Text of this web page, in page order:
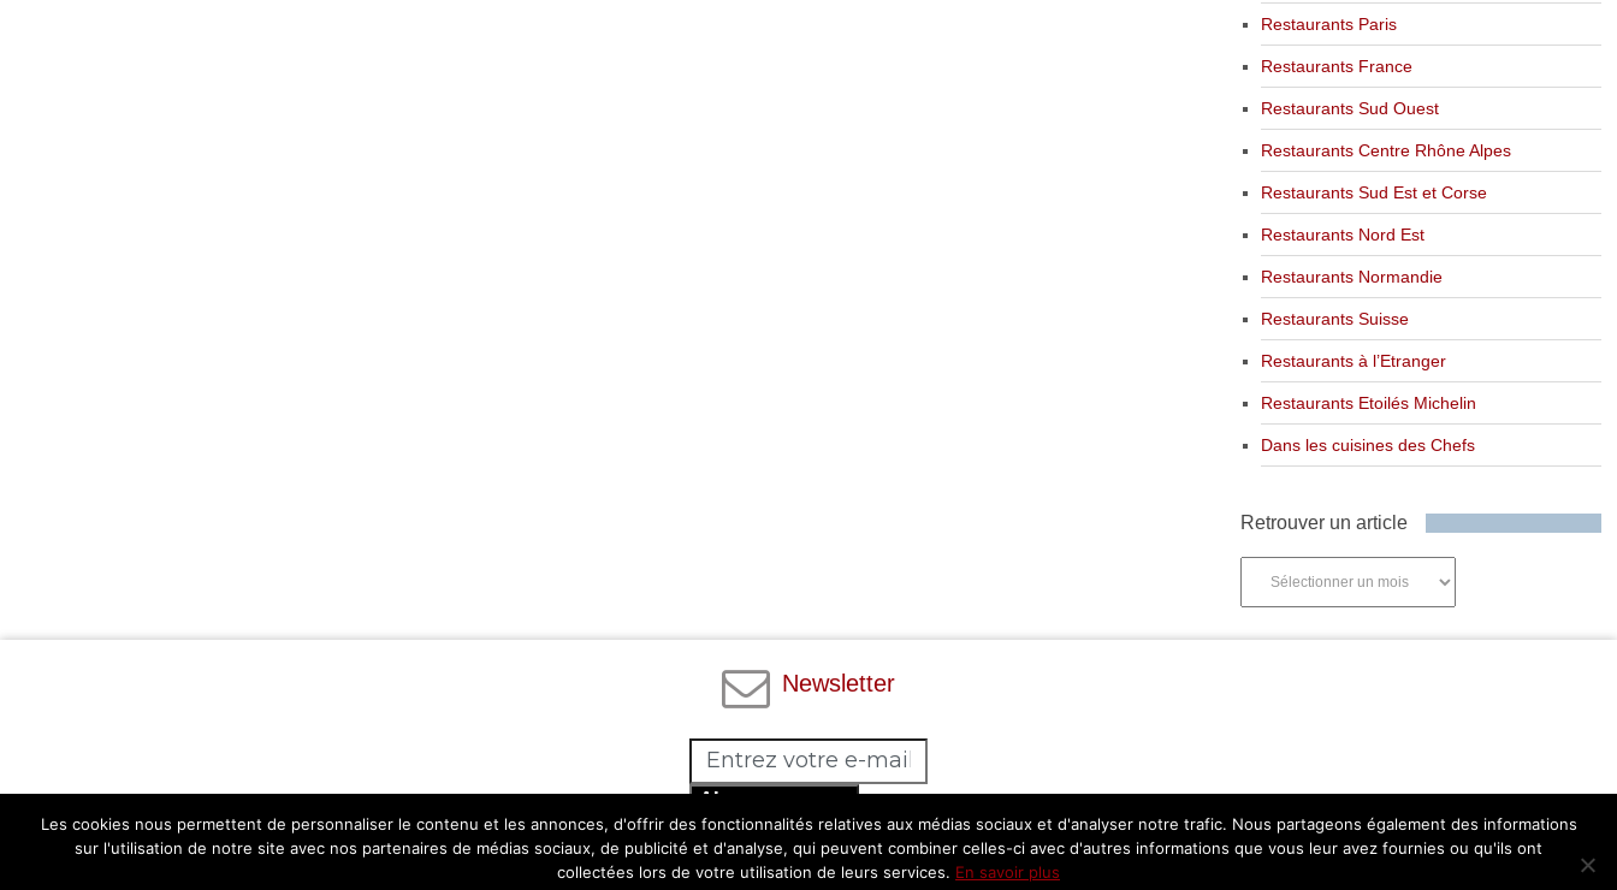
Restaurants Paris
Restaurants France
Restaurants Sud Ouest
Restaurants Centre Rhône Alpes
Restaurants Sud Est et Corse
Restaurants Nord Est
Restaurants Normandie
Restaurants Suisse
Restaurants à l’Etranger
Restaurants Etoilés Michelin
Dans les cuisines des Chefs
Retrouver un article
Newsletter
Abonnez-vous
Facebook
Les cookies nous permettent de personnaliser le contenu et les annonces, d'offrir des fonctionnalités relatives aux médias sociaux et d'analyser notre trafic. Nous partageons également des informations
sur l'utilisation de notre site avec nos partenaires de médias sociaux, de publicité et d'analyse, qui peuvent combiner celles-ci avec d'autres informations que vous leur avez fournies ou qu'ils ont
collectées lors de votre utilisation de leurs services. En savoir plus